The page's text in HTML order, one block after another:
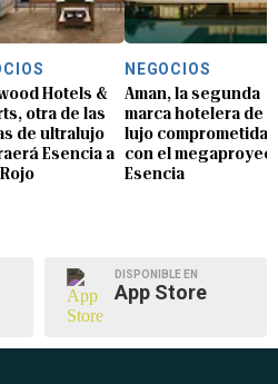
Hotels &
otra de las
de ultralujo
Esencia a
NEGOCIOS
Aman, la segunda
marca hotelera de
lujo comprometida
con el
Esencia
DISPONIBLE EN
App Store